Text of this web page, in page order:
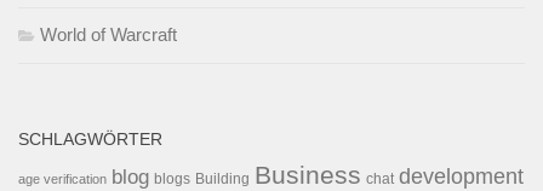
World of Warcraft
SCHLAGWÖRTER
age verification blog blogs Building Business chat development